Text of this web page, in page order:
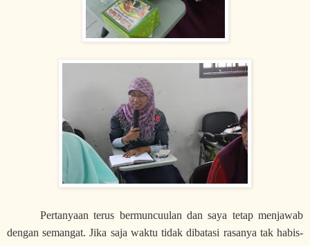
Pertanyaan terus bermuncuulan dan saya tetap menjawab
dengan semangat. Jika saja waktu tidak dibatasi rasanya tak habis-